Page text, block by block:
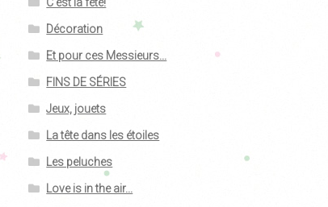
Décoration
Et pour ces Messieurs...
FINS DE SÉRIES
Jeux, jouets
La tête dans les étoiles
Les peluches
Love is in the air...